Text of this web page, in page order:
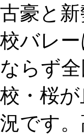
古豪と
校バレ
ならず
校・桜
況です